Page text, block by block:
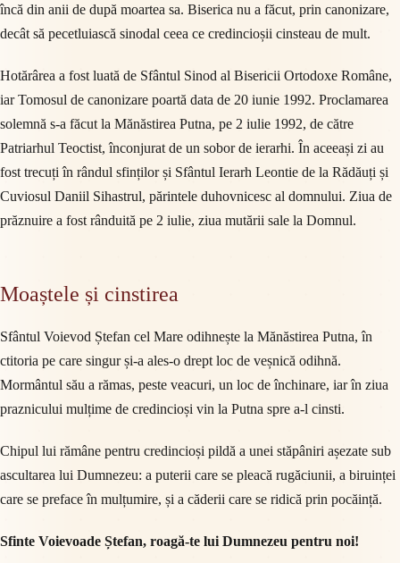
încă din anii de după moartea sa. Biserica nu a făcut, prin canonizare,
decât să pecetluiască sinodal ceea ce credincioșii cinsteau de mult.
Hotărârea a fost luată de Sfântul Sinod al Bisericii Ortodoxe Române,
iar Tomosul de canonizare poartă data de 20 iunie 1992. Proclamarea
solemnă s-a făcut la Mănăstirea Putna, pe 2 iulie 1992, de către
Patriarhul Teoctist, înconjurat de un sobor de ierarhi. În aceeași zi au
fost trecuți în rândul sfinților și Sfântul Ierarh Leontie de la Rădăuți și
Cuviosul Daniil Sihastrul, părintele duhovnicesc al domnului. Ziua de
prăznuire a fost rânduită pe 2 iulie, ziua mutării sale la Domnul.
Moaștele și cinstirea
Sfântul Voievod Ștefan cel Mare odihnește la Mănăstirea Putna, în
ctitoria pe care singur și-a ales-o drept loc de veșnică odihnă.
Mormântul său a rămas, peste veacuri, un loc de închinare, iar în ziua
praznicului mulțime de credincioși vin la Putna spre a-l cinsti.
Chipul lui rămâne pentru credincioși pildă a unei stăpâniri așezate sub
ascultarea lui Dumnezeu: a puterii care se pleacă rugăciunii, a biruinței
care se preface în mulțumire, și a căderii care se ridică prin pocăință.
Sfinte Voievoade Ștefan, roagă-te lui Dumnezeu pentru noi!